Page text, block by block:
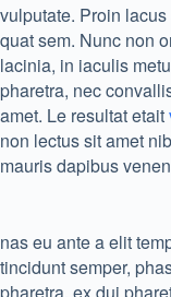
vulputate. Proin
quat sem. Nunc non
lacinia, in iaculis
pharetra, nec
amet. Le resultat etait
non lectus sit amet
mauris dapibus
nas eu ante a elit
tincidunt semper,